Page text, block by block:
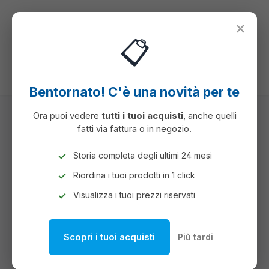
principale
ARCHIVIAZIONE
PORTALISTINI
PORTALISTINI
PERSONALIZZABILI
×
📋
Bentornato! C'è una novità per te
Ora puoi vedere tutti i tuoi acquisti, anche quelli
fatti via fattura o in negozio.
Storia completa degli ultimi 24 mesi
Riordina i tuoi prodotti in 1 click
Visualizza i tuoi prezzi riservati
Scopri i tuoi acquisti Più tardi